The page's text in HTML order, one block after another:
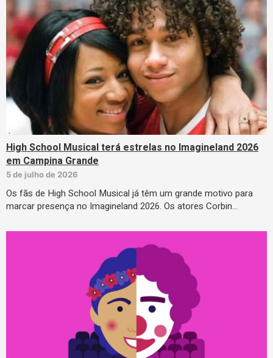
High School Musical terá estrelas no Imagineland 2026
em Campina Grande
5 de julho de 2026
Os fãs de High School Musical já têm um grande motivo para
marcar presença no Imagineland 2026. Os atores Corbin…